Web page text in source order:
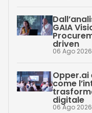
GAIA
driven
06 Ago 2026
Opper.ai
come
digitale
06 Ago 2026